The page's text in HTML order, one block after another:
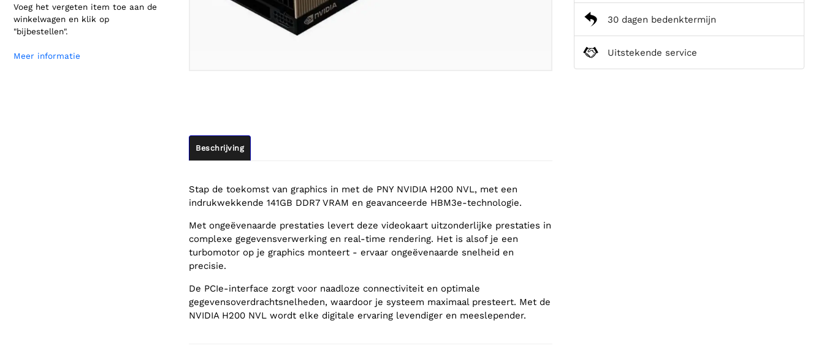
Voeg het vergeten item toe aan de
winkelwagen en klik op
"bijbestellen".
Meer informatie
Beschrijving
Stap de toekomst van graphics in met de PNY NVIDIA H200 NVL, met een
indrukwekkende 141GB DDR7 VRAM en geavanceerde HBM3e-technologie.
Met ongeëvenaarde prestaties levert deze videokaart uitzonderlijke prestaties in
complexe gegevensverwerking en real-time rendering. Het is alsof je een
turbomotor op je graphics monteert - ervaar ongeëvenaarde snelheid en
precisie.
De PCIe-interface zorgt voor naadloze connectiviteit en optimale
gegevensoverdrachtsnelheden, waardoor je systeem maximaal presteert. Met de
NVIDIA H200 NVL wordt elke digitale ervaring levendiger en meeslepender.
30 dagen bedenktermijn
Uitstekende service